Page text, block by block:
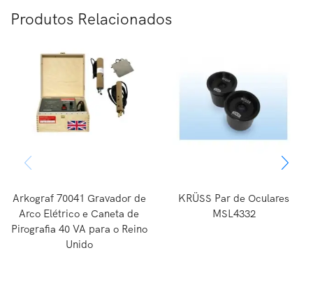
Produtos Relacionados
Arkograf 70041 Gravador de
Arco Elétrico e Caneta de
Pirografia 40 VA para o Reino
Unido
KRÜSS Par de Oculares
MSL4332